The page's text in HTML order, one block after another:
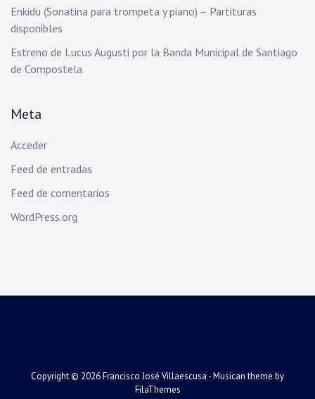
Enkidu (Sonatina para trompeta y piano) – Partituras
disponibles
Estreno de Lucus Augusti por la Banda Municipal de Santiago
de Compostela
Meta
Acceder
Feed de entradas
Feed de comentarios
WordPress.org
Copyright © 2026Francisco José Villaescusa - Musican theme by
FilaThemes